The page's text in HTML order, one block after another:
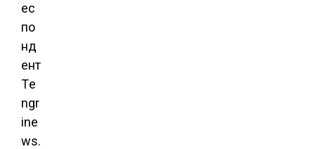
ес
по
нд
ент
Тe
ngr
ine
ws.